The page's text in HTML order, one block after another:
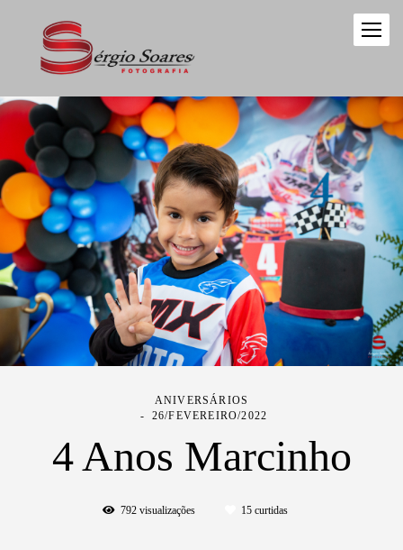
ANIVERSÁRIOS
26/FEVEREIRO/2022
4 Anos Marcinho
792visualizações 15curtidas